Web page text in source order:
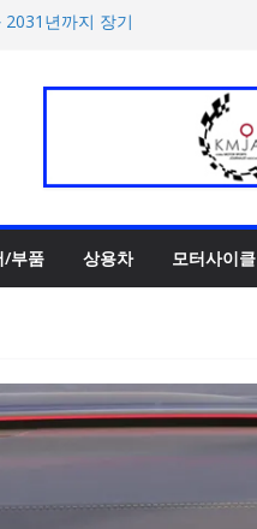
년까지 장기
양 및 가격 공
14.3% 증가
리법 제안
/부품 상용차 모터사이클